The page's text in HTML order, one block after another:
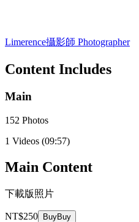
Limerence攝影師 Photographer
Content Includes
Main
152 Photos
1 Videos (09:57)
Main Content
下載版照片
NT$250 BuyBuy